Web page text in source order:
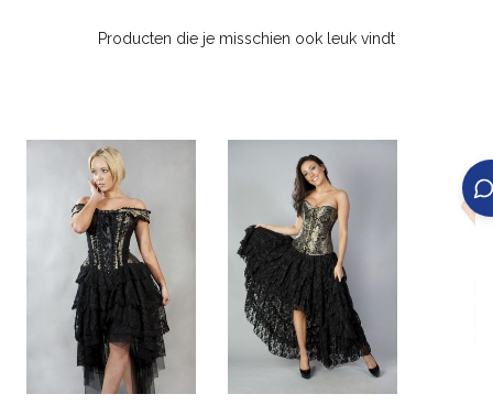
Producten die je misschien ook leuk vindt